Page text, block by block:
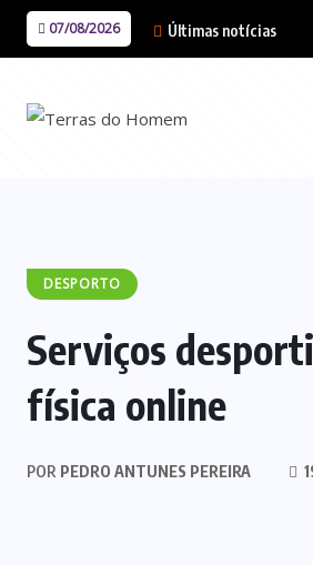
07/08/2026 Últimas notícias
DESPORTO
Serviços
física online
POR PEDRO ANTUNES PEREIRA